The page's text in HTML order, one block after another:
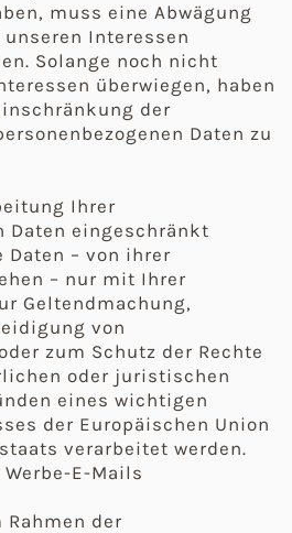
muss eine Abwägung
Interessen
Solange noch nicht
überwiegen, haben
der
Daten zu
Ihrer
Daten eingeschränkt
Daten – von ihrer
– nur mit Ihrer
Geltendmachung,
von
zum Schutz der Rechte
oder juristischen
eines wichtigen
der Europäischen Union
verarbeitet werden.
E-Mails
Rahmen der